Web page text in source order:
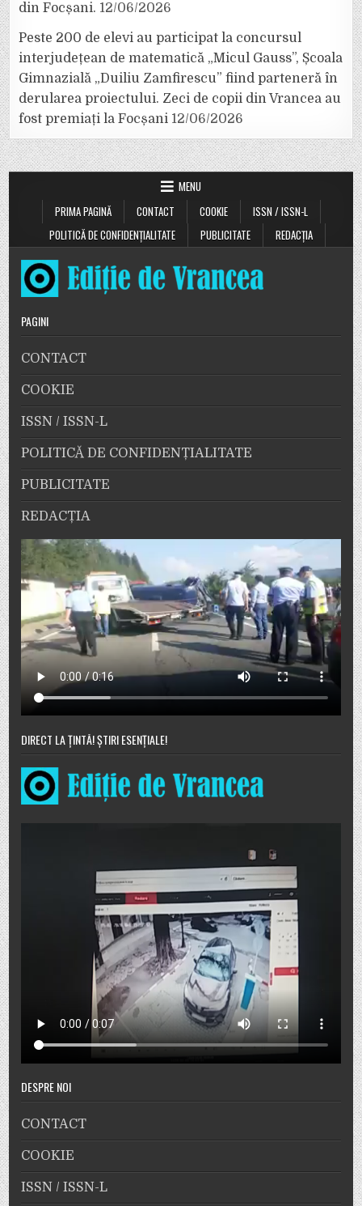
din Focșani. 12/06/2026
Peste 200 de elevi au participat la concursul
interjudețean de matematică „Micul Gauss”, Școala
Gimnazială „Duiliu Zamfirescu” fiind parteneră în
derularea proiectului. Zeci de copii din Vrancea au
fost premiați la Focșani 12/06/2026
MENU
PRIMA PAGINĂ
CONTACT COOKIE
ISSN / ISSN-L
POLITICĂ DE CONFIDENȚIALITATE
PUBLICITATE REDACȚIA
PAGINI
CONTACT
COOKIE
ISSN / ISSN-L
POLITICĂ DE CONFIDENȚIALITATE
PUBLICITATE
REDACȚIA
DIRECT LA ȚINTĂ! ȘTIRI ESENȚIALE!
DESPRE NOI
CONTACT
COOKIE
ISSN / ISSN-L